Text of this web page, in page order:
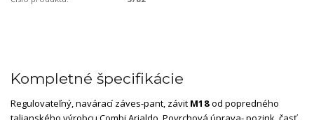
Kompletné špecifikácie
Regulovateľný, navárací záves-pant, závit M18od popredného